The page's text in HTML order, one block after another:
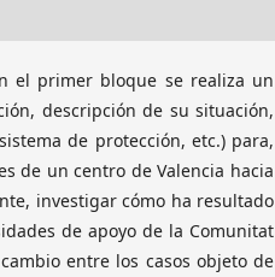
el primer bloque se realiza un
descripción de su situación,
de protección, etc.) para,
de un centro de Valencia hacia
investigar cómo ha resultado
de apoyo de la Comunitat
entre los casos objeto de